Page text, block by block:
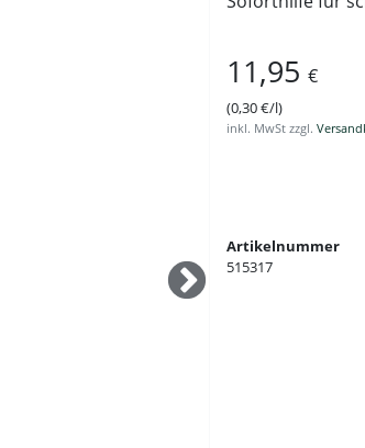
11,95 €
(0,30 €/l)
inkl. MwSt zzgl.
Artikelnummer
515317